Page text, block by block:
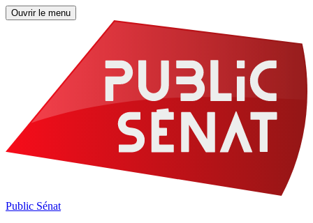
Ouvrir le menu
Public Sénat